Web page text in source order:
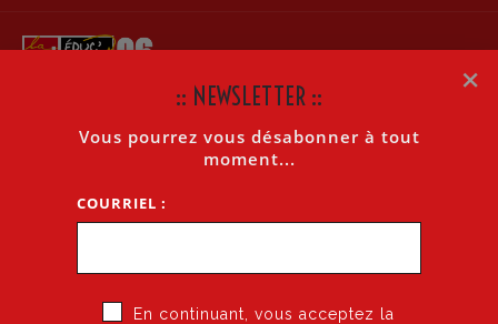
COVID QUESTIONNAIRE ABSENCES NON REMPLACÉES
Accueil»Covid Questionnaire absences non remplacées
×
:: NEWSLETTER ::
Vous pourrez vous désabonner à tout
moment...
COURRIEL :
En continuant, vous acceptez la